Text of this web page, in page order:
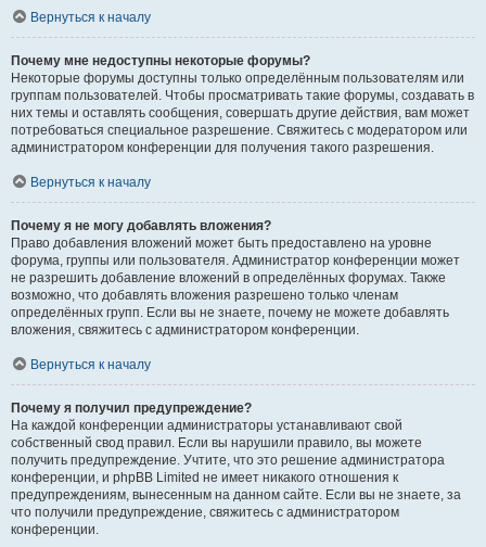
Вернуться к началу
Почему мне недоступны некоторые форумы?
Некоторые форумы доступны только определённым пользователям или
группам пользователей. Чтобы просматривать такие форумы, создавать в
них темы и оставлять сообщения, совершать другие действия, вам может
потребоваться специальное разрешение. Свяжитесь с модератором или
администратором конференции для получения такого разрешения.
Вернуться к началу
Почему я не могу добавлять вложения?
Право добавления вложений может быть предоставлено на уровне
форума, группы или пользователя. Администратор конференции может
не разрешить добавление вложений в определённых форумах. Также
возможно, что добавлять вложения разрешено только членам
определённых групп. Если вы не знаете, почему не можете добавлять
вложения, свяжитесь с администратором конференции.
Вернуться к началу
Почему я получил предупреждение?
На каждой конференции администраторы устанавливают свой
собственный свод правил. Если вы нарушили правило, вы можете
получить предупреждение. Учтите, что это решение администратора
конференции, и phpBB Limited не имеет никакого отношения к
предупреждениям, вынесенным на данном сайте. Если вы не знаете, за
что получили предупреждение, свяжитесь с администратором
конференции.